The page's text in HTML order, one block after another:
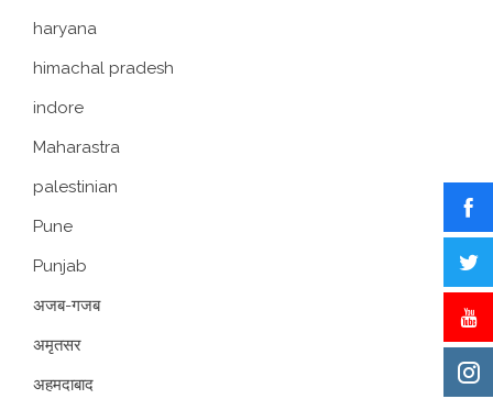
haryana
himachal pradesh
indore
Maharastra
palestinian
Pune
Punjab
अजब-गजब
अमृतसर
अहमदाबाद